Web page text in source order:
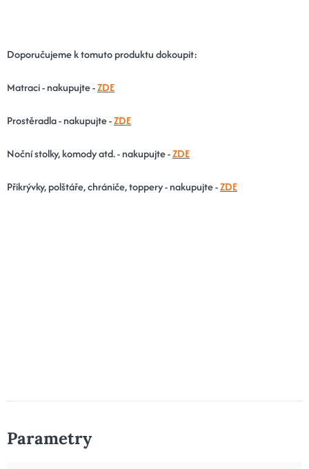
Doporučujeme k tomuto produktu dokoupit:
Matraci - nakupujte -ZDE
Prostěradla - nakupujte -ZDE
Noční stolky, komody atd. - nakupujte -ZDE
Přikrývky, polštáře, chrániče, toppery - nakupujte -ZDE
Parametry